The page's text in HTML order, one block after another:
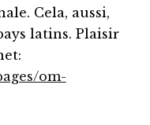
Cela, aussi,
latins. Plaisir
om-